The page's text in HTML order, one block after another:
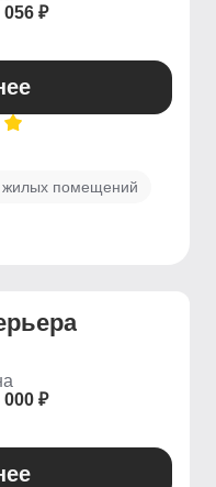
056 ₽
жилых помещений
000 ₽